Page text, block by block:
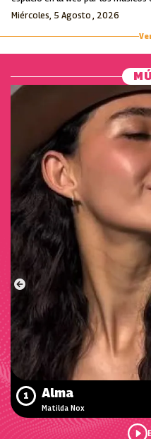
Colombia.
Miércoles, 5 Agosto , 2026
1
Matilda Nox
Alma